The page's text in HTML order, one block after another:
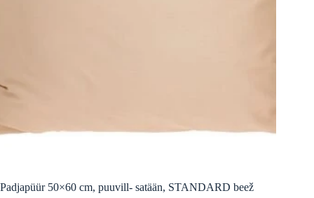
Padjapüür 50×60 cm, puuvill- satään, STANDARD beež